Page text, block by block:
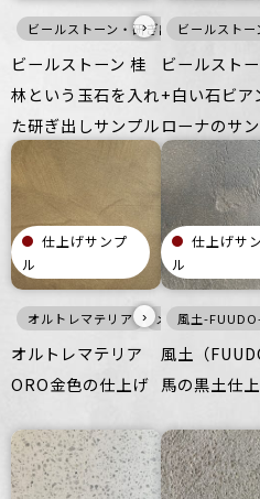
ビールストーン・研ぎ出し仕上げ 暖
›
ビールストーン 桂
林という玉石を入れ
た研ぎ出しサンプル
ビールスト
ビールスト
+白い石ビア
ローナのサ
仕上げサンプ
ル
オルトレマテリア メタル 壁
›
オルトレマテリア
ORO金色の仕上げ
仕上げサ
ル
風土-
風土（
馬の黒土仕